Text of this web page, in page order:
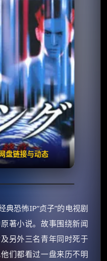
盘链接与动态
失效请反馈
典恐怖IP“贞子”的电视剧
著小说。故事围绕新闻
另外三名青年同时死于
们都看过一盘来历不明